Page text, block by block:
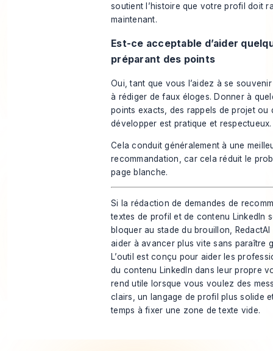
soutient l’histoire que votre profil doit
maintenant.
Est-ce acceptable d’aider
préparant des points
Oui, tant que vous l’aidez à se
à rédiger de faux éloges. Donner à
points exacts, des rappels de projet ou
développer est pratique et respectueux.
Cela conduit généralement à une
recommandation, car cela réduit le
page blanche.
Si la rédaction de demandes de
textes de profil et de contenu LinkedIn
bloquer au stade du brouillon,
RedactAI
aider à avancer plus vite sans paraître
L’outil est conçu pour aider les
du contenu LinkedIn dans leur propre
rend utile lorsque vous voulez des
clairs, un langage de profil plus solide
temps à fixer une zone de texte vide.